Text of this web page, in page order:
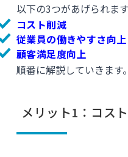
以下の3つがあげられます
コスト削減
従業員の働きやすさ向上
顧客満足度向上
順番に解説していきます。
メリット1：コス